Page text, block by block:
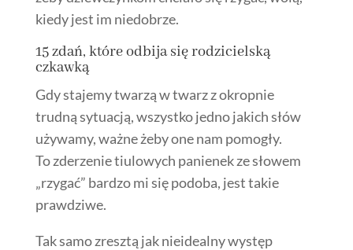
kiedy jest im niedobrze.
15 zdań, które odbija się rodzicielską
czkawką
Gdy stajemy twarzą w twarz z okropnie
trudną sytuacją, wszystko jedno jakich słów
używamy, ważne żeby one nam pomogły.
To zderzenie tiulowych panienek ze słowem
„rzygać” bardzo mi się podoba, jest takie
prawdziwe.
Tak samo zresztą jak nieidealny występ